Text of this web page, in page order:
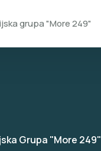
Grupa "More 249"